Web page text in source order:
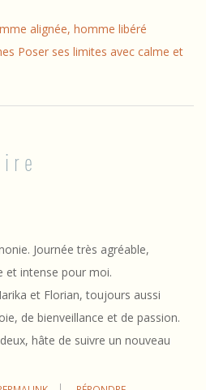
alignée, homme libéré
Poser ses limites avec calme et
Journée très agréable,
et intense pour moi.
et Florian, toujours aussi
de bienveillance et de passion.
hâte de suivre un nouveau